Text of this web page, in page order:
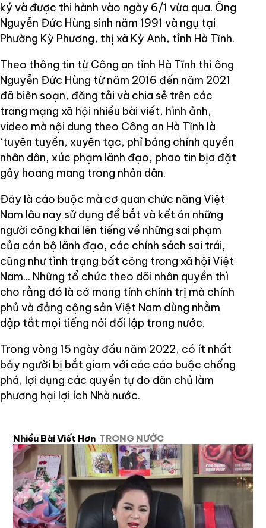
ký và được thi hành vào ngày 6/1 vừa qua. Ông
Nguyễn Đức Hùng sinh năm 1991 và ngụ tại
Phường Kỳ Phương, thị xã Kỳ Anh, tỉnh Hà Tĩnh.
Theo thông tin từ Công an tỉnh Hà Tĩnh thì ông
Nguyễn Đức Hùng từ năm 2016 đến năm 2021
đã biên soạn, đăng tải và chia sẻ trên các
trang mạng xã hội nhiều bài viết, hình ảnh,
video mà nội dung theo Công an Hà Tĩnh là
‘tuyên tuyền, xuyên tạc, phỉ báng chính quyền
nhân dân, xúc phạm lãnh đạo, phao tin bịa đặt
gây hoang mang trong nhân dân.
Đây là cáo buộc mà cơ quan chức năng Việt
Nam lâu nay sử dụng để bắt và kết án những
người công khai lên tiếng về những sai phạm
của cán bộ lãnh đạo, các chính sách sai trái,
cũng như tình trạng bất công trong xã hội Việt
Nam... Những tổ chức theo dõi nhân quyền thì
cho rằng đó là cớ mang tính chính trị mà chính
phủ và đảng cộng sản Việt Nam dùng nhằm
dập tắt mọi tiếng nói đối lập trong nước.
Trong vòng 15 ngày đầu năm 2022, có ít nhất
bảy người bị bắt giam với các cáo buộc chống
phá, lợi dụng các quyền tự do dân chủ làm
phương hại lợi ích Nhà nước.
Nhiều Bài Viết Hơn TRONG NƯỚC